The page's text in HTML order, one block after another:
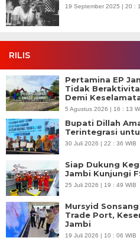
19 September 2025 | 20 :
RILIS
Pertamina EP
Tidak
Demi
5 Agustus 2026 | 16 : 13
Bupati Dillah
Terintegrasi
30 Juli 2026 | 22 : 36 WIB
Siap Dukung
Jambi Kunjungi
25 Juli 2026 | 19 : 49 WIB
Mursyid
Trade Port,
Jambi
19 Juli 2026 | 10 : 06 WIB